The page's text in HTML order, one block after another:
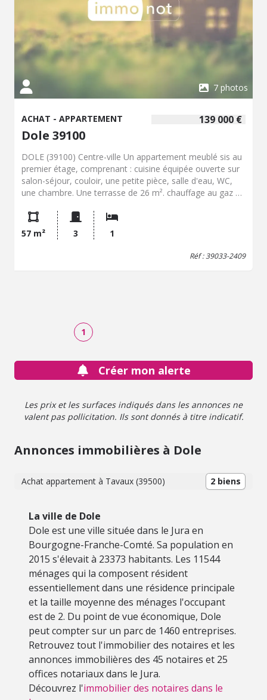
7 photos
139 000 €
ACHAT - APPARTEMENT
Dole 39100
DOLE (39100) Centre-ville Un appartement meublé sis au
premier étage, comprenant : cuisine équipée ouverte sur
salon-séjour, couloir, une petite pièce, salle d'eau, WC,
une chambre. Une terrasse de 26 m². chauffage au gaz de
"C" 24 PRIX DE VENTE HNI : 149.000,00 € Coordonnées
négociateur : Mélanie MOURCELY,Mobile : 07 78 41 43 41
Email :
melanie.mourcely.39033@notaires.fr
étude: SCP BARTHEN RUIZ VANDEL8 rue Joseph Thoret
https://prismeoffice.adnov.fr/media/view/0/0/0/0/
57 m² 3 1
Réf : 39033-2409
1
Créer mon alerte
Les prix et les surfaces indiqués dans les annonces ne
valent pas pollicitation. Ils sont donnés à titre indicatif.
Annonces immobilières à Dole
Achat appartement à Tavaux (39500) 2 biens
La ville de Dole
Dole est une ville située dans le Jura en
Bourgogne-Franche-Comté. Sa population en
2015 s'élevait à 23373 habitants. Les 11544
ménages qui la composent résident
essentiellement dans une résidence principale
et la taille moyenne des ménages l'occupant
est de 2. Du point de vue économique, Dole
peut compter sur un parc de 1460 entreprises.
Retrouvez tout l'immobilier des notaires et les
annonces immobilières des 45 notaires et 25
offices notariaux dans le Jura.
Découvrez l'immobilier des notaires dans le